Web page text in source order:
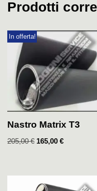
Prodotti
In offerta!
Nastro Matrix T3
205,00€ 165,00 €